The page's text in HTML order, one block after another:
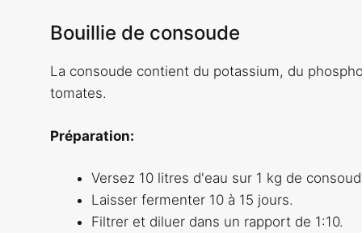
Bouillie de consoude
La consoude contient du potassium, du
tomates.
Préparation:
Versez 10 litres d'eau sur 1 kg de
Laisser fermenter 10 à 15 jours.
Filtrer et diluer dans un rapport de 1:10.